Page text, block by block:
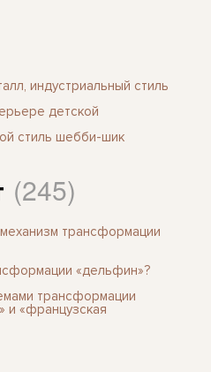
индустриальный стиль
детской
стиль шебби-шик
(245)
трансформации
«дельфин»?
трансформации
и «французская